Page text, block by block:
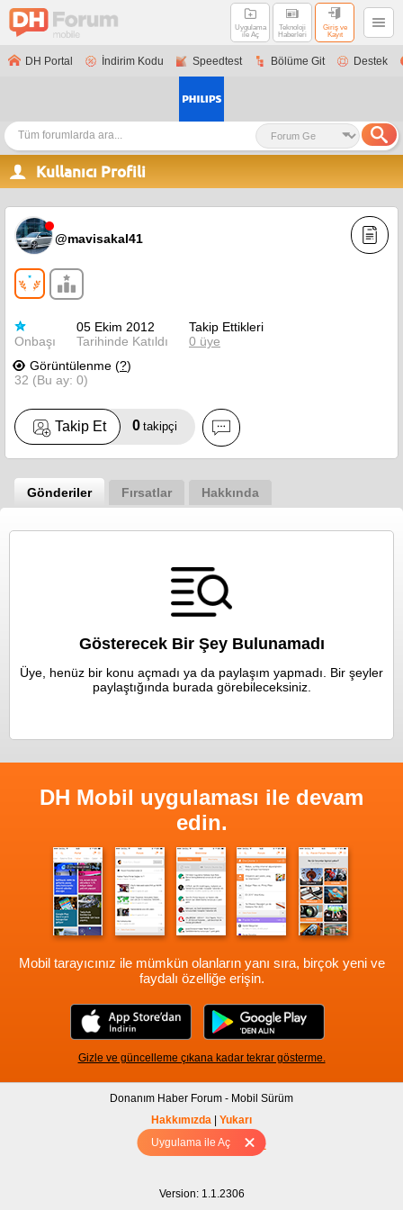
Uygulama
ile Aç
Uygulama ile Aç
Teknoloji
Haberleri
Giriş ve
Kayıt
DH Portal İndirim Kodu Speedtest Bölüme Git Destek
Kullanıcı Profili
@mavisakal41
Onbaşı
05 Ekim 2012
Tarihinde Katıldı
Takip Ettikleri
0 üye
Görüntülenme (?)
32 (Bu ay: 0)
Takip Et 0 takipçi
Gönderiler Fırsatlar Hakkında
Gösterecek Bir Şey Bulunamadı
Üye, henüz bir konu açmadı ya da paylaşım yapmadı. Bir şeyler
paylaştığında burada görebileceksiniz.
DH Mobil uygulaması ile devam
edin.
Mobil tarayıcınız ile mümkün olanların yanı sıra, birçok yeni ve
faydalı özelliğe erişin.
Gizle ve güncelleme çıkana kadar tekrar gösterme.
Donanım Haber Forum - Mobil Sürüm
Hakkımızda | Yukarı
Tam sürüm için Tıklayınız
Version: 1.1.2306